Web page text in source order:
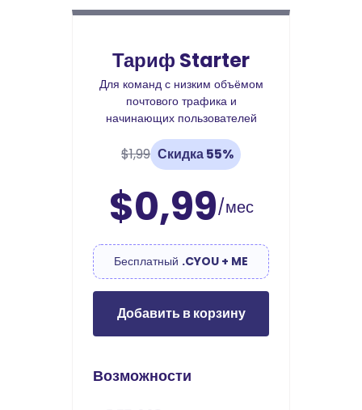
Тариф Starter
Для команд с низким объёмом
почтового трафика и
начинающих пользователей
$1,99 Скидка 55%
$0,99/мес
Бесплатный .CYOU + ME
Добавить в корзину
Возможности